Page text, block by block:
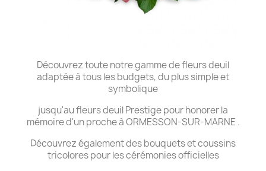
Découvrez toute notre gamme de fleurs deuil
adaptée à tous les budgets, du plus simple et
symbolique
jusqu'au fleurs deuil Prestige pour honorer la
mémoire d'un proche à ORMESSON-SUR-MARNE .
Découvrez également des bouquets et coussins
tricolores pour les cérémonies officielles